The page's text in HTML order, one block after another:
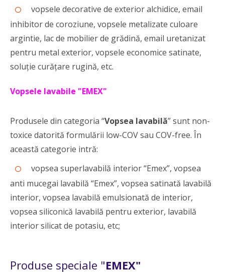
vopsele decorative de exterior alchidice, email
inhibitor de coroziune, vopsele metalizate culoare
argintie, lac de mobilier de grădină, email uretanizat
pentru metal exterior, vopsele economice satinate,
soluție curățare rugină, etc.
Vopsele lavabile "EMEX"
Produsele din categoria “Vopsea lavabilă” sunt non-
toxice datorită formulării low-COV sau COV-free. În
această categorie intră:
vopsea superlavabilă interior “Emex”, vopsea
anti mucegai lavabilă “Emex”, vopsea satinată lavabilă
interior, vopsea lavabilă emulsionată de interior,
vopsea siliconică lavabilă pentru exterior, lavabilă
interior silicat de potasiu, etc;
Produse speciale "EMEX"